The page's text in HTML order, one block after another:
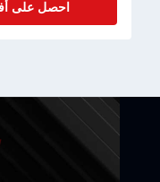
احصل على